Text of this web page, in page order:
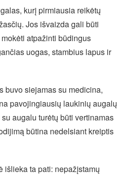
kurį pirmiausia reikėtų
Jos išvaizda gali būti
atpažinti būdingus
uogas, stambius lapus ir
buvo siejamas su medicina,
pavojingiausių laukinių augalų
augalu turėtų būti vertinamas
būtina nedelsiant kreiptis
išlieka ta pati: nepažįstamų